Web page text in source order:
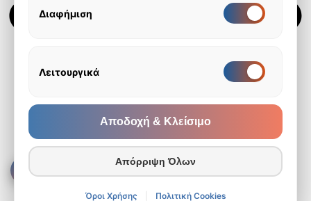
κατάσταση:
Ενεργοποιημένος
Διαφήμιση
Ενεργοποίηση
Διακόπτης
κατάσταση:
Ενεργοποιημένος
Λειτουργικά
Ενεργοποίηση
Διακόπτης
Ενεργοποιημένος
Αποδοχή & Κλείσιμο
Απόρριψη Όλων
Όροι Χρήσης Πολιτική Cookies